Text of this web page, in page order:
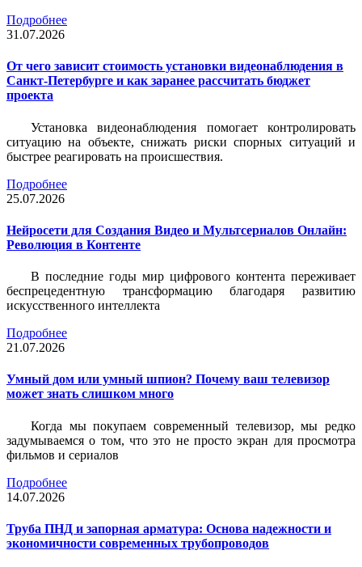
Подробнее
31.07.2026
От чего зависит стоимость установки видеонаблюдения в
Санкт-Петербурге и как заранее рассчитать бюджет
проекта
Установка видеонаблюдения помогает контролировать
ситуацию на объекте, снижать риски спорных ситуаций и
быстрее реагировать на происшествия.
Подробнее
25.07.2026
Нейросети для Создания Видео и Мультсериалов Онлайн:
Революция в Контенте
В последние годы мир цифрового контента переживает
беспрецедентную трансформацию благодаря развитию
искусственного интеллекта
Подробнее
21.07.2026
Умный дом или умный шпион? Почему ваш телевизор
может знать слишком много
Когда мы покупаем современный телевизор, мы редко
задумываемся о том, что это не просто экран для просмотра
фильмов и сериалов
Подробнее
14.07.2026
Труба ПНД и запорная арматура: Основа надежности и
экономичности современных трубопроводов